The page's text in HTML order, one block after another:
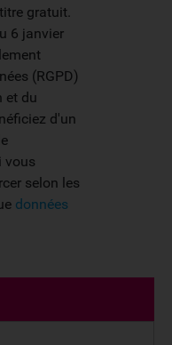
gratuit.
6 janvier
(RGPD)
et du
d'un
vous
selon les
données